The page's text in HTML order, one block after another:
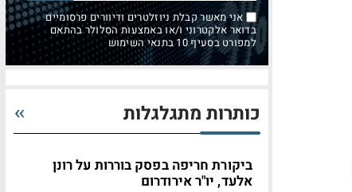
אני מאשר קבלת ניוזלטרים ודיוורים פרסומיים
בדואר אלקטרוני ו/או באמצעות הסלולר בהתאם
למפורט בסעיף 10 בתנאי השימוש
כותרות מתגלגלות
ביקורת חריפה בפסק בוררות על רונן
אלעד, יו"ר אירודרום